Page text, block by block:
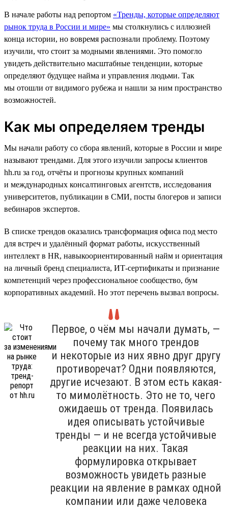
В начале работы над репортом «Тренды, которые определяют
рынок труда в России и мире» мы столкнулись с иллюзией
конца истории, но вовремя распознали проблему. Поэтому
изучили, что стоит за модными явлениями. Это помогло
увидеть действительно масштабные тенденции, которые
определяют будущее найма и управления людьми. Так
мы отошли от видимого рубежа и нашли за ним пространство
возможностей.
Как мы определяем тренды
Мы начали работу со сбора явлений, которые в России и мире
называют трендами. Для этого изучили запросы клиентов
hh.ru за год, отчёты и прогнозы крупных компаний
и международных консалтинговых агентств, исследования
университетов, публикации в СМИ, посты блогеров и записи
вебинаров экспертов.
В списке трендов оказались трансформация офиса под место
для встреч и удалённый формат работы, искусственный
интеллект в HR, навыкоориентированный найм и ориентация
на личный бренд специалиста, ИТ-сертификаты и признание
компетенций через профессиональное сообщество, бум
корпоративных академий. Но этот перечень вызвал вопросы.
Первое, о чём мы начали думать, —
почему так много трендов
и некоторые из них явно друг другу
противоречат? Одни появляются,
другие исчезают. В этом есть какая-
то мимолётность. Это не то, чего
ожидаешь от тренда. Появилась
идея описывать устойчивые
тренды — и не всегда устойчивые
реакции на них. Такая
формулировка открывает
возможность увидеть разные
реакции на явление в рамках одной
компании или даже человека